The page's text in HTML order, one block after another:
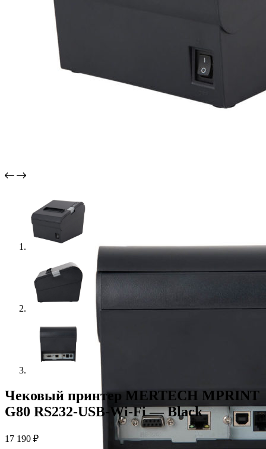
Чековый принтер MERTECH MPRINT
G80 RS232-USB-Wi-Fi — Black
17 190 ₽